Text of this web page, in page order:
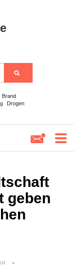
Brand
Drogen
geben